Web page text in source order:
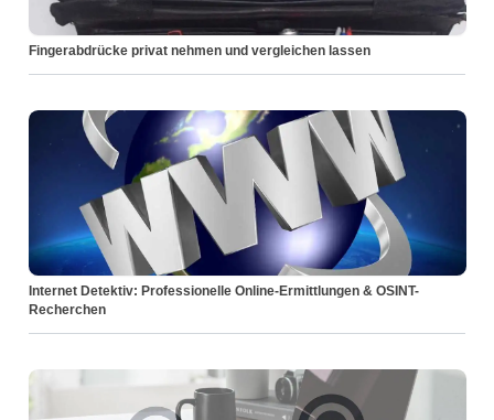
Fingerabdrücke privat nehmen und vergleichen lassen
Internet Detektiv: Professionelle Online-Ermittlungen & OSINT-
Recherchen